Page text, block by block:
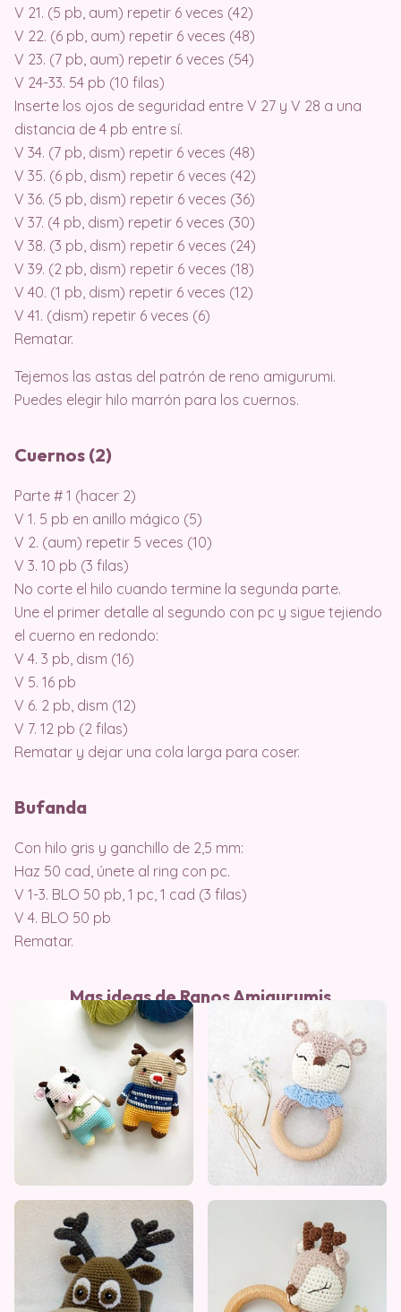
V 21. (5 pb, aum) repetir 6 veces (42)
V 22. (6 pb, aum) repetir 6 veces (48)
V 23. (7 pb, aum) repetir 6 veces (54)
V 24-33. 54 pb (10 filas)
Inserte los ojos de seguridad entre V 27 y V 28 a una
distancia de 4 pb entre sí.
V 34. (7 pb, dism) repetir 6 veces (48)
V 35. (6 pb, dism) repetir 6 veces (42)
V 36. (5 pb, dism) repetir 6 veces (36)
V 37. (4 pb, dism) repetir 6 veces (30)
V 38. (3 pb, dism) repetir 6 veces (24)
V 39. (2 pb, dism) repetir 6 veces (18)
V 40. (1 pb, dism) repetir 6 veces (12)
V 41. (dism) repetir 6 veces (6)
Rematar.
Tejemos las astas del patrón de reno amigurumi.
Puedes elegir hilo marrón para los cuernos.
Cuernos (2)
Parte # 1 (hacer 2)
V 1. 5 pb en anillo mágico (5)
V 2. (aum) repetir 5 veces (10)
V 3. 10 pb (3 filas)
No corte el hilo cuando termine la segunda parte.
Une el primer detalle al segundo con pc y sigue tejiendo
el cuerno en redondo:
V 4. 3 pb, dism (16)
V 5. 16 pb
V 6. 2 pb, dism (12)
V 7. 12 pb (2 filas)
Rematar y dejar una cola larga para coser.
Bufanda
Con hilo gris y ganchillo de 2,5 mm:
Haz 50 cad, únete al ring con pc.
V 1-3. BLO 50 pb, 1 pc, 1 cad (3 filas)
V 4. BLO 50 pb
Rematar.
Mas ideas de Ranos Amigurumis